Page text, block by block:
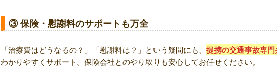
③ 保険・慰謝料のサポートも万全
「治療費はどうなるの？」「慰謝料は？」という疑問にも、 提携の交通事故専
わかりやすくサポート。保険会社とのやり取りも安心してお任せください。